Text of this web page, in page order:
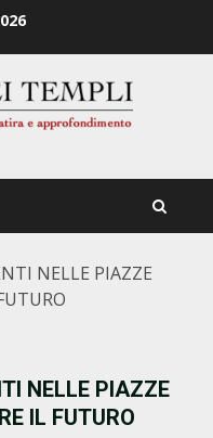
NELLE PIAZZE
NELLE PIAZZE
IL FUTURO